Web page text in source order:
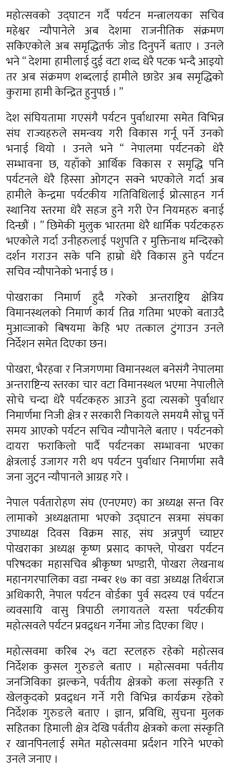
महोत्सवको उद्घाटन गर्दै पर्यटन मन्त्रालयका सचिव
महेश्वर न्यौपानेले अब देशमा राजनीतिक संक्रमण
सकिएकोले अब समृद्धितर्फ जोड दिनुपर्ने बताए । उनले
भने “ देशमा हामीलाई दुई वटा शव्द धेरै पटक भन्दै आइयो
तर अब संक्रमण शब्दलाई हामीले छाडेर अब समृद्धिको
कुरामा हामी केन्द्रित हुनुपर्छ । ”
देश संघियतामा गएसंगै पर्यटन पुर्वाधारमा समेत विभिन्न
संघ राज्यहरुले समन्वय गरी विकास गर्नू पर्ने उनको
भनाई थियो । उनले भने “ नेपालमा पर्यटनको धेरै
सम्भावना छ, यहाँको आर्थिक विकास र समृद्धि पनि
पर्यटनले धेरै हिस्सा ओगट्न सक्ने भएकोले गर्दा अब
हामीले केन्द्रमा पर्यटकीय गतिविधिलाई प्रोत्साहन गर्न
स्थानिय स्तरमा धेरै सहज हुने गरी ऐन नियमहरु बनाई
दिन्छौं । ” छिमेकी मुलुक भारतमा धेरै धार्मिक पर्यटकहरु
भएकोले गर्दा उनीहरुलाई पशुपति र मुक्तिनाथ मन्दिरको
दर्शन गराउन सके पनि हाम्रो धेरै विकास हुने पर्यटन
सचिव न्यौपानेको भनाई छ ।
पोखराका निमार्ण हुदै गरेको अन्तराष्ट्रिय क्षेत्रिय
विमानस्थलको निमार्ण कार्य तिव्र गतिमा भएको बताउदै
मुआव्जाको बिषयमा केहि भए तत्काल टुंगाउन उनले
निर्देशन समेत दिएका छन।
पोखरा, भैरहवा र निजगणमा विमानस्थल बनेसंगै नेपालमा
अन्तराष्टिन्य स्तरका चार वटा विमानस्थल भएमा नेपालीले
सोचे चन्दा धेरै पर्यटकहरु आउने हुदा त्यसको पुर्वाधार
निमार्णमा निजी क्षेत्र र सरकारी निकायले समयमै सोच्नु पर्ने
समय आएको पर्यटन सचिव न्यौपानेले बताए । पर्यटनको
दायरा फराकिलो पार्दै पर्यटनका सम्भावना भएका
क्षेत्रलाई उजागर गरी थप पर्यटन पुर्वाधार निमार्णमा सवै
जना जुट्न न्यौपानले आग्रह गरे ।
नेपाल पर्वतारोहण संघ (एनएमए) का अध्यक्ष सन्त विर
लामाको अध्यक्षतामा भएको उद्घाटन सत्रमा संघका
उपाध्यक्ष दिवस विक्रम साह, संघ अन्नपुर्ण च्याप्टर
पोखराका अध्यक्ष कृष्ण प्रसाद काफ्ले, पोखरा पर्यटन
परिषदका महासचिव श्रीकृष्ण भण्डारी, पोखरा लेखनाथ
महानगरपालिका वडा नम्बर १७ का वडा अध्यक्ष तिर्थराज
अधिकारी, नेपाल पर्यटन वोर्डका पुर्व सदस्य एवं पर्यटन
व्यवसायि वासु त्रिपाठी लगायतले यस्ता पर्यटकीय
महोत्सवले पर्यटन प्रवद्र्धन गर्नेमा जोड दिएका थिए ।
महोत्सवमा करिब २५ वटा स्टलहरु रहेको महोत्सव
निर्देशक कुसल गुरुङले बताए । महोत्सवमा पर्वतीय
जनजिविका झल्कने, पर्वतीय क्षेत्रको कला संस्कृति र
खेलकुदको प्रवद्र्धन गर्ने गरी विभिन्न कार्यक्रम रहेको
निर्देशक गुरुङले बताए । ज्ञान, प्रविधि, सुचना मुलक
सहितका हिमाली क्षेत्र देखि पर्वतीय क्षेत्रको कला संस्कृति
र खानपिनलाई समेत महोत्सवमा प्रर्दशन गरिने भएको
उनले जनाए ।